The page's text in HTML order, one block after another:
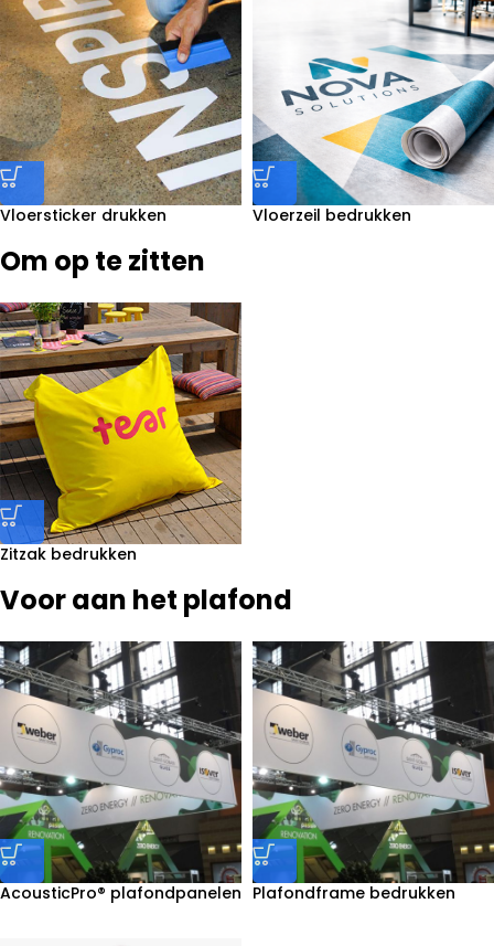
Vloersticker drukken Vloerzeil bedrukken
Om op te zitten
Zitzak bedrukken
Voor aan het plafond
AcousticPro® plafondpanelen Plafondframe bedrukken